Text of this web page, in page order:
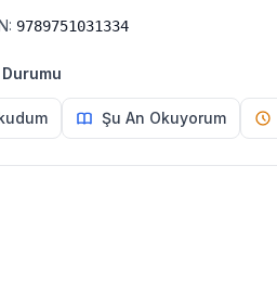
9789751031334
Şu An Okuyorum